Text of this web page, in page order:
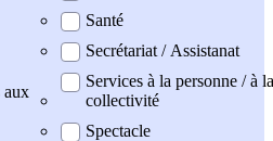
aux
Santé
Secrétariat / Assistanat
Services à la personne / à la
collectivité
Spectacle